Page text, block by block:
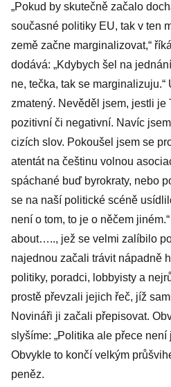
„Pokud by skutečně začalo
současné politiky EU, tak v ten
země začne marginalizovat,“
dodává: „Kdybych šel na
ne, tečka, tak se
zmatený. Nevěděl jsem, jestli je
pozitivní či negativní. Navíc
cizích slov. Pokoušel jsem se
atentát na češtinu volnou
spáchané buď byrokraty, nebo
se na naší politické scéně
není o tom, to je o něčem
about….., jež se velmi zalíbilo
najednou začali trávit nápadně
politiky, poradci, lobbyisty a
prostě převzali jejich řeč, jíž
Novináři ji začali přepisovat.
slyšíme: „Politika ale přece
Obvykle to končí velkým
peněz.